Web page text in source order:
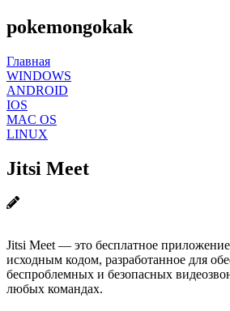
pokemongokak
Главная
WINDOWS
ANDROID
IOS
MAC OS
LINUX
Jitsi Meet
Jitsi Meet — это бесплатное
исходным кодом, разработанное для
беспроблемных и безопасных
любых командах.